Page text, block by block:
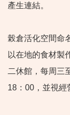
產生連結。
榖倉活化空間命
以在地的食材製
二休館，每周三
18：00，並視經